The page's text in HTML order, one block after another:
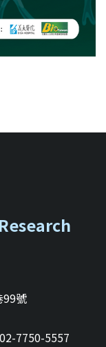
99號
7750-5557